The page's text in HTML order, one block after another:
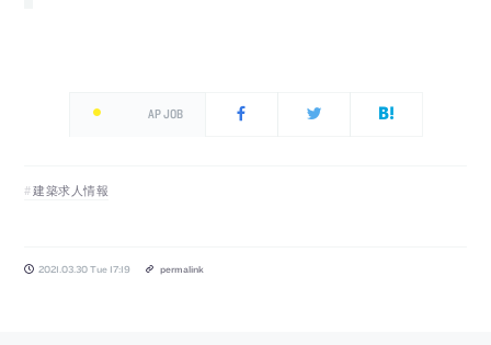
AP JOB
建築求人情報
2021.03.30 Tue 17:19 permalink